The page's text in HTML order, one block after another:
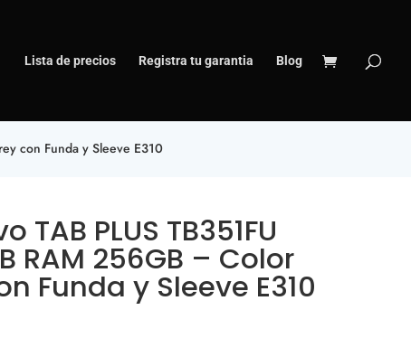
Lista de precios Registra tu garantia Blog
con Funda y Sleeve E310
TAB PLUS TB351FU
RAM 256GB – Color
Funda y Sleeve E310